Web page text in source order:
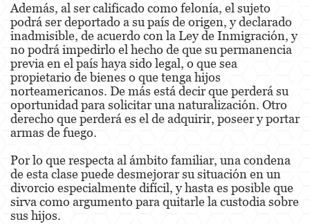
Identity Theft
Post Conviction Relief
Vacating/Setting Aside a Conviction
Property Crimes
Contact us
Blog
Además, al ser calificado como felonía, el sujeto
podrá ser deportado a su país de origen, y declarado
inadmisible, de acuerdo con la Ley de Inmigración, y
no podrá impedirlo el hecho de que su permanencia
previa en el país haya sido legal, o que sea
propietario de bienes o que tenga hijos
norteamericanos. De más está decir que perderá su
oportunidad para solicitar una naturalización. Otro
derecho que perderá es el de adquirir, poseer y portar
armas de fuego.
Por lo que respecta al ámbito familiar, una condena
de esta clase puede desmejorar su situación en un
divorcio especialmente difícil, y hasta es posible que
sirva como argumento para quitarle la custodia sobre
sus hijos.